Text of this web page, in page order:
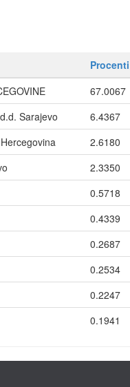
67.0067
Sarajevo 6.4367
2.6180
2.3350
0.5718
0.4339
0.2687
0.2534
0.2247
0.1941